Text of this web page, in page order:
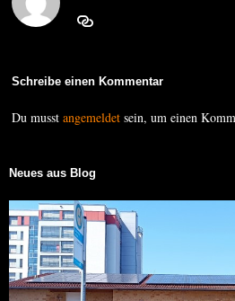
Schreibe einen Kommentar
Du musstangemeldet sein, um einen
Neues aus Blog